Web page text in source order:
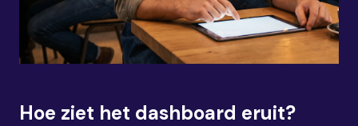
Hoe ziet het dashboard eruit?